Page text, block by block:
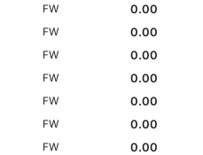
FW
0.00
FW
0.00
FW
0.00
FW
0.00
FW
0.00
FW
0.00
FW
0.00